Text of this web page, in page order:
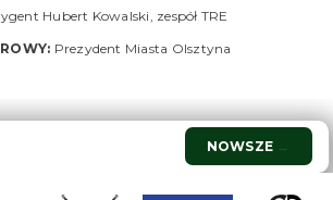
Hubert Kowalski, zespół TRE
Prezydent Miasta Olsztyna
NOWSZE →